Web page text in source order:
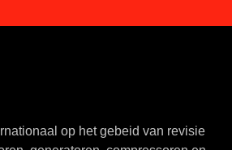
op het gebeid van revisie